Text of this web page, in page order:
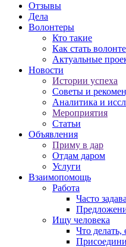
Отзывы
Дела
Волонтеры
Кто такие
Как стать
Актуальные
Новости
Истории успеха
Советы и
Аналитика и
Мероприятия
Статьи
Объявления
Приму в дар
Отдам даром
Услуги
Взаимопомощь
Работа
Часто
Ищу человека
Что делать,